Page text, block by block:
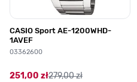
CASIO Sport AE-1200WHD-
1AVEF
03362600
251,00 zł279,00 zł